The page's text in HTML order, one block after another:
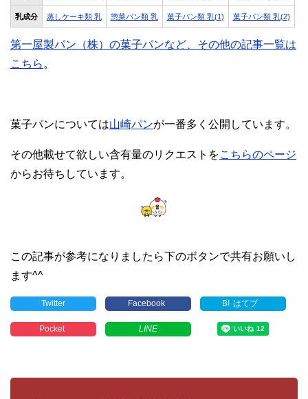
乳成分 蒸しケーキ類 乳 惣菜パン類 乳 菓子パン類 乳(1) 菓子パン類 乳(2)
第一屋製パン（株）の菓子パンなど、その他の記事一覧は
こちら 。
菓子パンについては山崎パンが一番多く公開しています。
その他載せて欲しい含有量のリクエストをこちらのページ
からお待ちしています。
この記事が参考になりましたら下のボタンで共有お願いし
ます^^
Twitter Facebook B! はてブ
Pocket LINE